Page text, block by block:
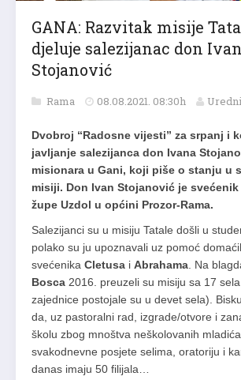
GANA: Razvitak misije
djeluje salezijanac don Ivan
Stojanović
Rama 08.08.2021. 08:30h
Dvobroj “Radosne vijesti” za srpanj i
javljanje salezijanca don Ivana
misionara u Gani, koji piše o stanju u
misiji. Don Ivan Stojanović je
župe Uzdol u općini Prozor-Rama.
Salezijanci su u misiju Tatale došli u
polako su ju upoznavali uz pomoć
svećenika Cletusa i Abrahama . Na
Bosca 2016. preuzeli su misiju sa 17
zajednice postojale su u devet sela).
da, uz pastoralni rad, izgrade/otvore i
školu zbog mnoštva neškolovanih
svakodnevne posjete selima, oratoriju i
danas imaju 50 filijala…